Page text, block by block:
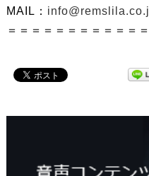
MAIL：
＝＝＝＝＝＝＝＝＝＝＝